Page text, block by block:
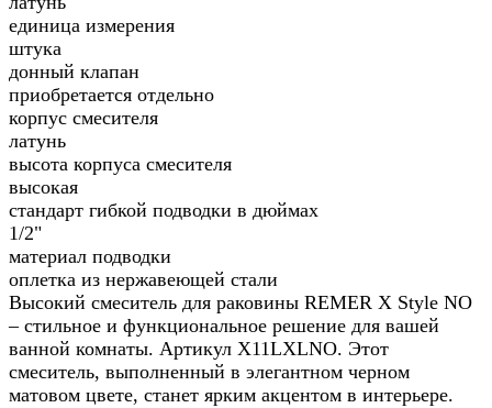
единица измерения
штука
донный клапан
приобретается отдельно
корпус смесителя
латунь
высота корпуса смесителя
высокая
стандарт гибкой подводки в дюймах
1/2"
материал подводки
оплетка из нержавеющей стали
Высокий смеситель для раковины REMER X Style NO
– стильное и функциональное решение для вашей
ванной комнаты. Артикул X11LXLNO. Этот
смеситель, выполненный в элегантном черном
матовом цвете, станет ярким акцентом в интерьере.